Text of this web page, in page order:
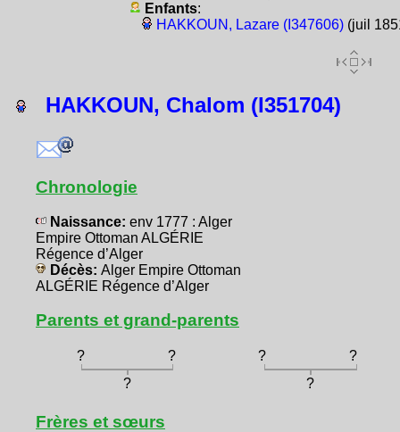
Enfants:
HAKKOUN, Lazare (I347606)(juil
HAKKOUN, Chalom (I351704)
Chronologie
Naissance: env 1777 : Alger
Empire Ottoman ALGÉRIE
Régence d’Alger
Décès: Alger Empire Ottoman
ALGÉRIE Régence d’Alger
Parents et grand-parents
? ? ?
?
?
?
Frères et sœurs